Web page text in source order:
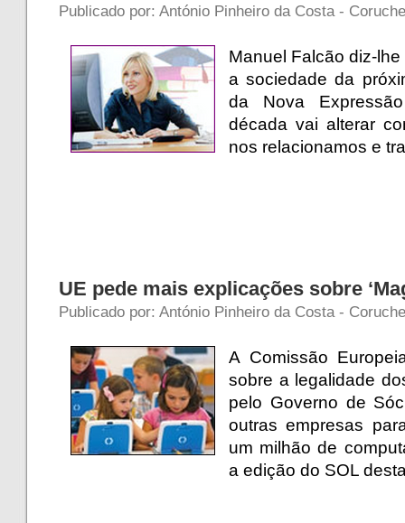
Publicado por: António Pinheiro da Costa -
Manuel Falcão diz-
a sociedade da
da Nova
década vai alterar
nos relacionamos e
UE pede mais explicações sobre
Publicado por: António Pinheiro da Costa -
A Comissão
sobre a legalidade
pelo Governo de
outras empresas
um milhão de
a edição do SOL